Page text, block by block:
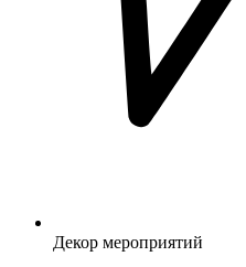
Декор мероприятий